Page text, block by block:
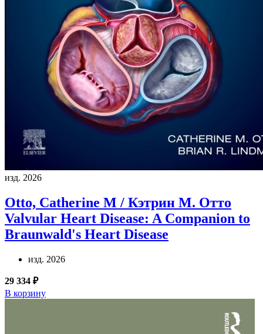
изд. 2026
Otto, Catherine M / Кэтрин М. Отто
Valvular Heart Disease: A Companion to
Braunwald's Heart Disease
изд. 2026
29 334 ₽
В корзину